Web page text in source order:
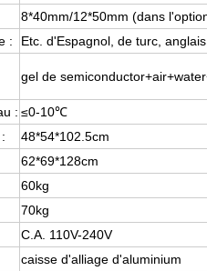
8*40mm/12*50mm (dans
:
Etc. d'Espagnol, de turc,
gel de
: ≤0-10℃
48*54*102.5cm
62*69*128cm
60kg
70kg
C.A. 110V-240V
caisse d'alliage d'aluminium